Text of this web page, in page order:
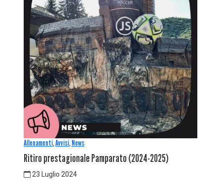
Allenamenti,Avvisi,News
Ritiro prestagionale Pamparato (2024-2025)
23 Luglio 2024